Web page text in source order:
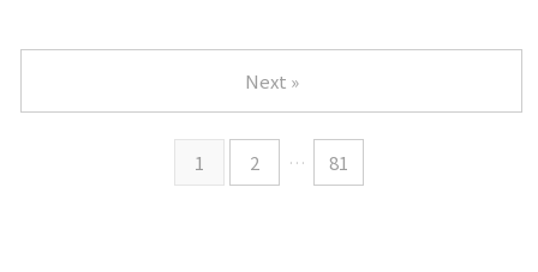
1 2 … 81
Next »